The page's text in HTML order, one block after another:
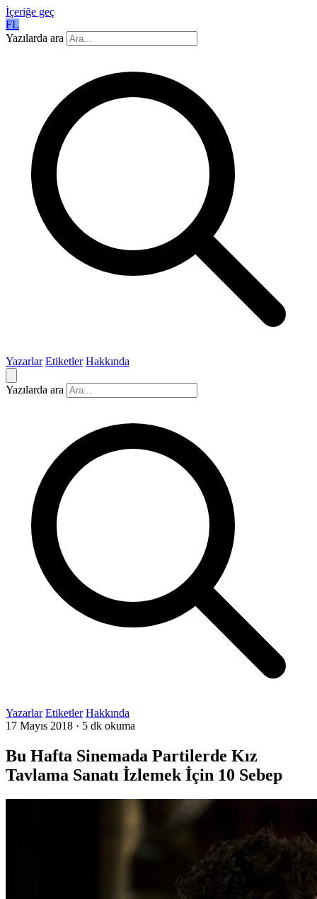
İçeriğe geç
FL
Yazılarda ara
Yazarlar Etiketler Hakkında
Yazılarda ara
Yazarlar Etiketler Hakkında
17 Mayıs 2018 · 5 dk okuma
Bu Hafta Sinemada Partilerde Kız
Tavlama Sanatı İzlemek İçin 10 Sebep